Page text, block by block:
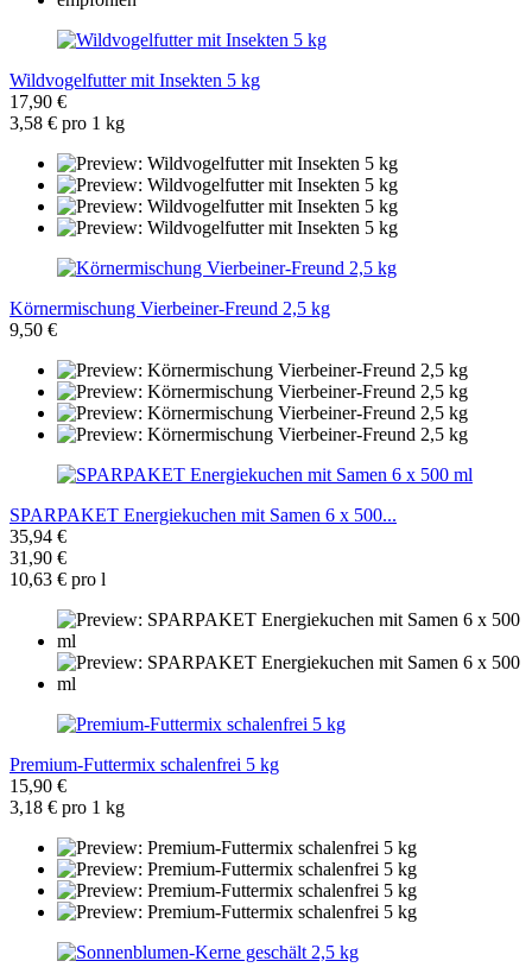
Wildvogelfutter mit Insekten 5 kg
17,90 €
3,58 € pro 1 kg
Körnermischung Vierbeiner-Freund 2,5 kg
9,50 €
SPARPAKET Energiekuchen mit Samen 6 x 500...
35,94 €
31,90 €
10,63 € pro l
Premium-Futtermix schalenfrei 5 kg
15,90 €
3,18 € pro 1 kg